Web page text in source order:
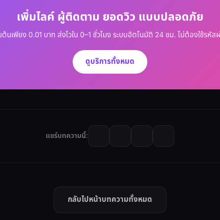
เพิ่มไลค์ ผู้ติดตาม ยอดวิว แบบปลอดภัย
ต้นเพียง 0.01 บาท ส่งไวใน 0–1 ชั่วโมง ระบบอัตโนมัติ 24 ชม. ไม่ต้องใช้รหัส
ดูบริการทั้งหมด
แชร์บทความนี้:
กลับไปหน้าบทความทั้งหมด